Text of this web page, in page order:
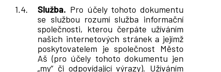
Služba. Pro účely tohoto dokumentu
se službou rozumí služba informační
společnosti, kterou čerpáte užíváním
našich internetových stránek a jejímž
poskytovatelem je společnost Město
Aš (pro účely tohoto dokumentu jen
„my“ či odpovídající výrazy). Užíváním